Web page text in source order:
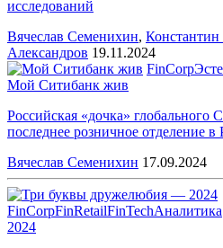
исследований
Вячеслав Семенихин,
Александров 19.11.2024
FinCorp
Мой Ситибанк жив
Российская «дочка» глобального
последнее розничное отделение в
Вячеслав Семенихин 17.09.2024
FinCorpFinRetailFinTechАналитика
2024